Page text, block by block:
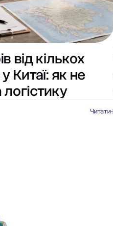
від кількох
Китаї: як не
Читати